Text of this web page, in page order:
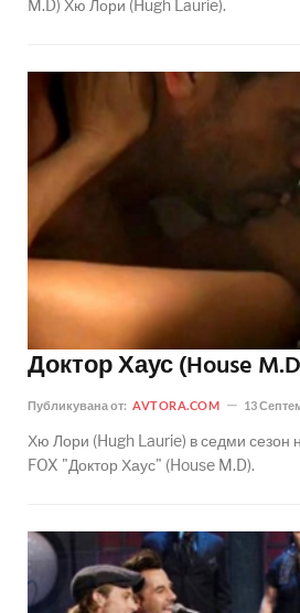
M.D) Хю Лори (Hugh Laurie).
Доктор Хаус (House
Публикувана от: AVTORA.COM 13
Хю Лори (Hugh Laurie) в седми сезон
FOX "Доктор Хаус" (House M.D).